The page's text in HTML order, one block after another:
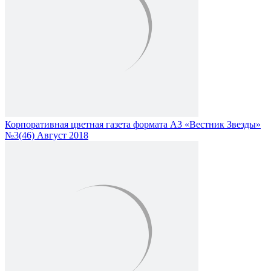
Корпоративная цветная газета формата А3 «Вестник Звезды»
№3(46) Август 2018